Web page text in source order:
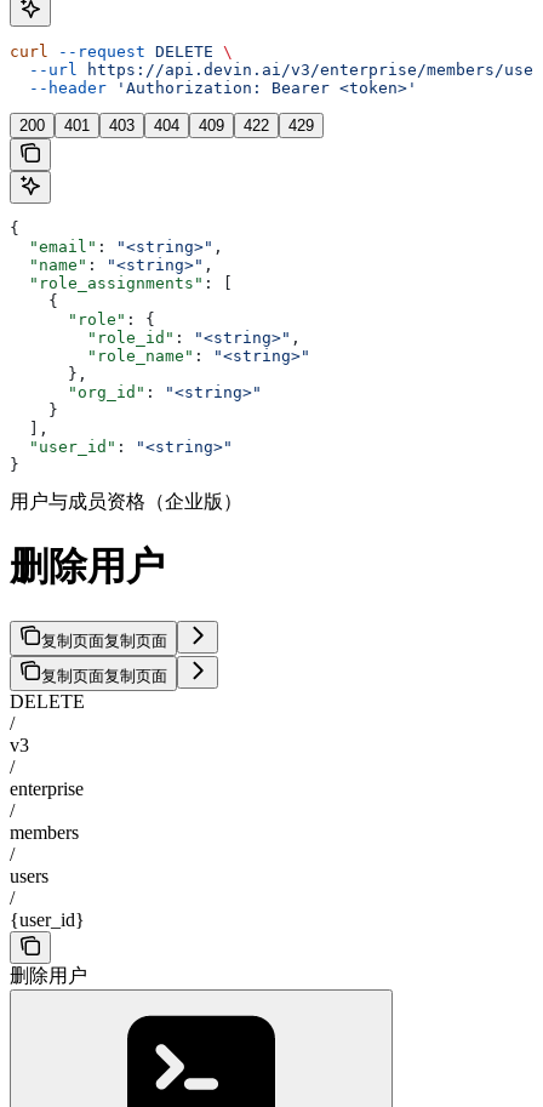
curl --request DELETE \
  --url
https://api.devin.ai/v3/enterprise/members/
  --header
'Authorization: Bearer <token>'
200 401 403 404 409 422 429
{
  "email"
: "<string>" ,
  "name"
: "<string>" ,
  "role_assignments"
: [
    {
      "role"
: {
        "role_id"
: "<string>" ,
        "role_name"
:
"<string>"
      },
      "org_id"
:
"<string>"
    }
  ],
  "user_id"
:
"<string>"
}
用户与成员资格（企业版）
删除用户
复制页面复制页面
复制页面复制页面
DELETE
/
v3
/
enterprise
/
members
/
users
/
{user_id}
删除用户